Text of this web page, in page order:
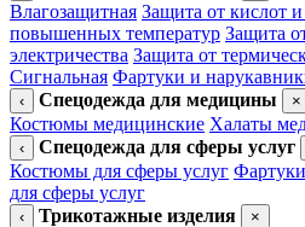
Влагозащитная Защита от кислот
повышенных температур Защита
электричества Защита от
Сигнальная Фартуки и
‹ Спецодежда для медицины ×
Костюмы медицинские Халаты
‹ Спецодежда для сферы услуг
Костюмы для сферы услуг
для сферы услуг
‹ Трикотажные изделия ×